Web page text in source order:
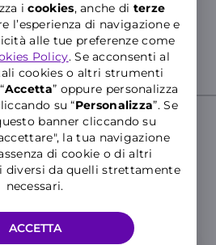
icookies, anche di terze
l’esperienza di navigazione e
alle tue preferenze come
Policy. Se acconsenti al
cookies o altri strumenti
Accetta” oppure personalizza
su “Personalizza”. Se
banner cliccando su
la tua navigazione
di cookie o di altri
diversi da quelli strettamente
necessari.
ACCETTA
specifiche sul tuo numero,
o all’App WINDTREe chatta
Frequenti del
WINDTRE
caratteri per cercare nelle FAQ